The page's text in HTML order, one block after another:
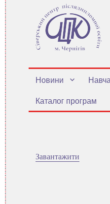
Новини
Каталог програм
Завантажити